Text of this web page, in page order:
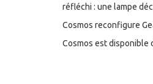
réfléchi : une lampe
Cosmos reconfigure
Cosmos est disponible